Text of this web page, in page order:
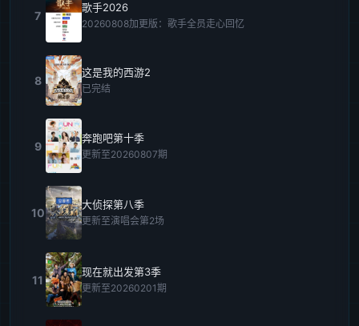
7
歌手2026
20260808加更版：歌手全员走心回忆
8
这是我的西游2
已完结
9
奔跑吧第十季
更新至20260807期
10
大侦探第八季
更新至演唱会第2场
11
现在就出发第3季
更新至20260201期